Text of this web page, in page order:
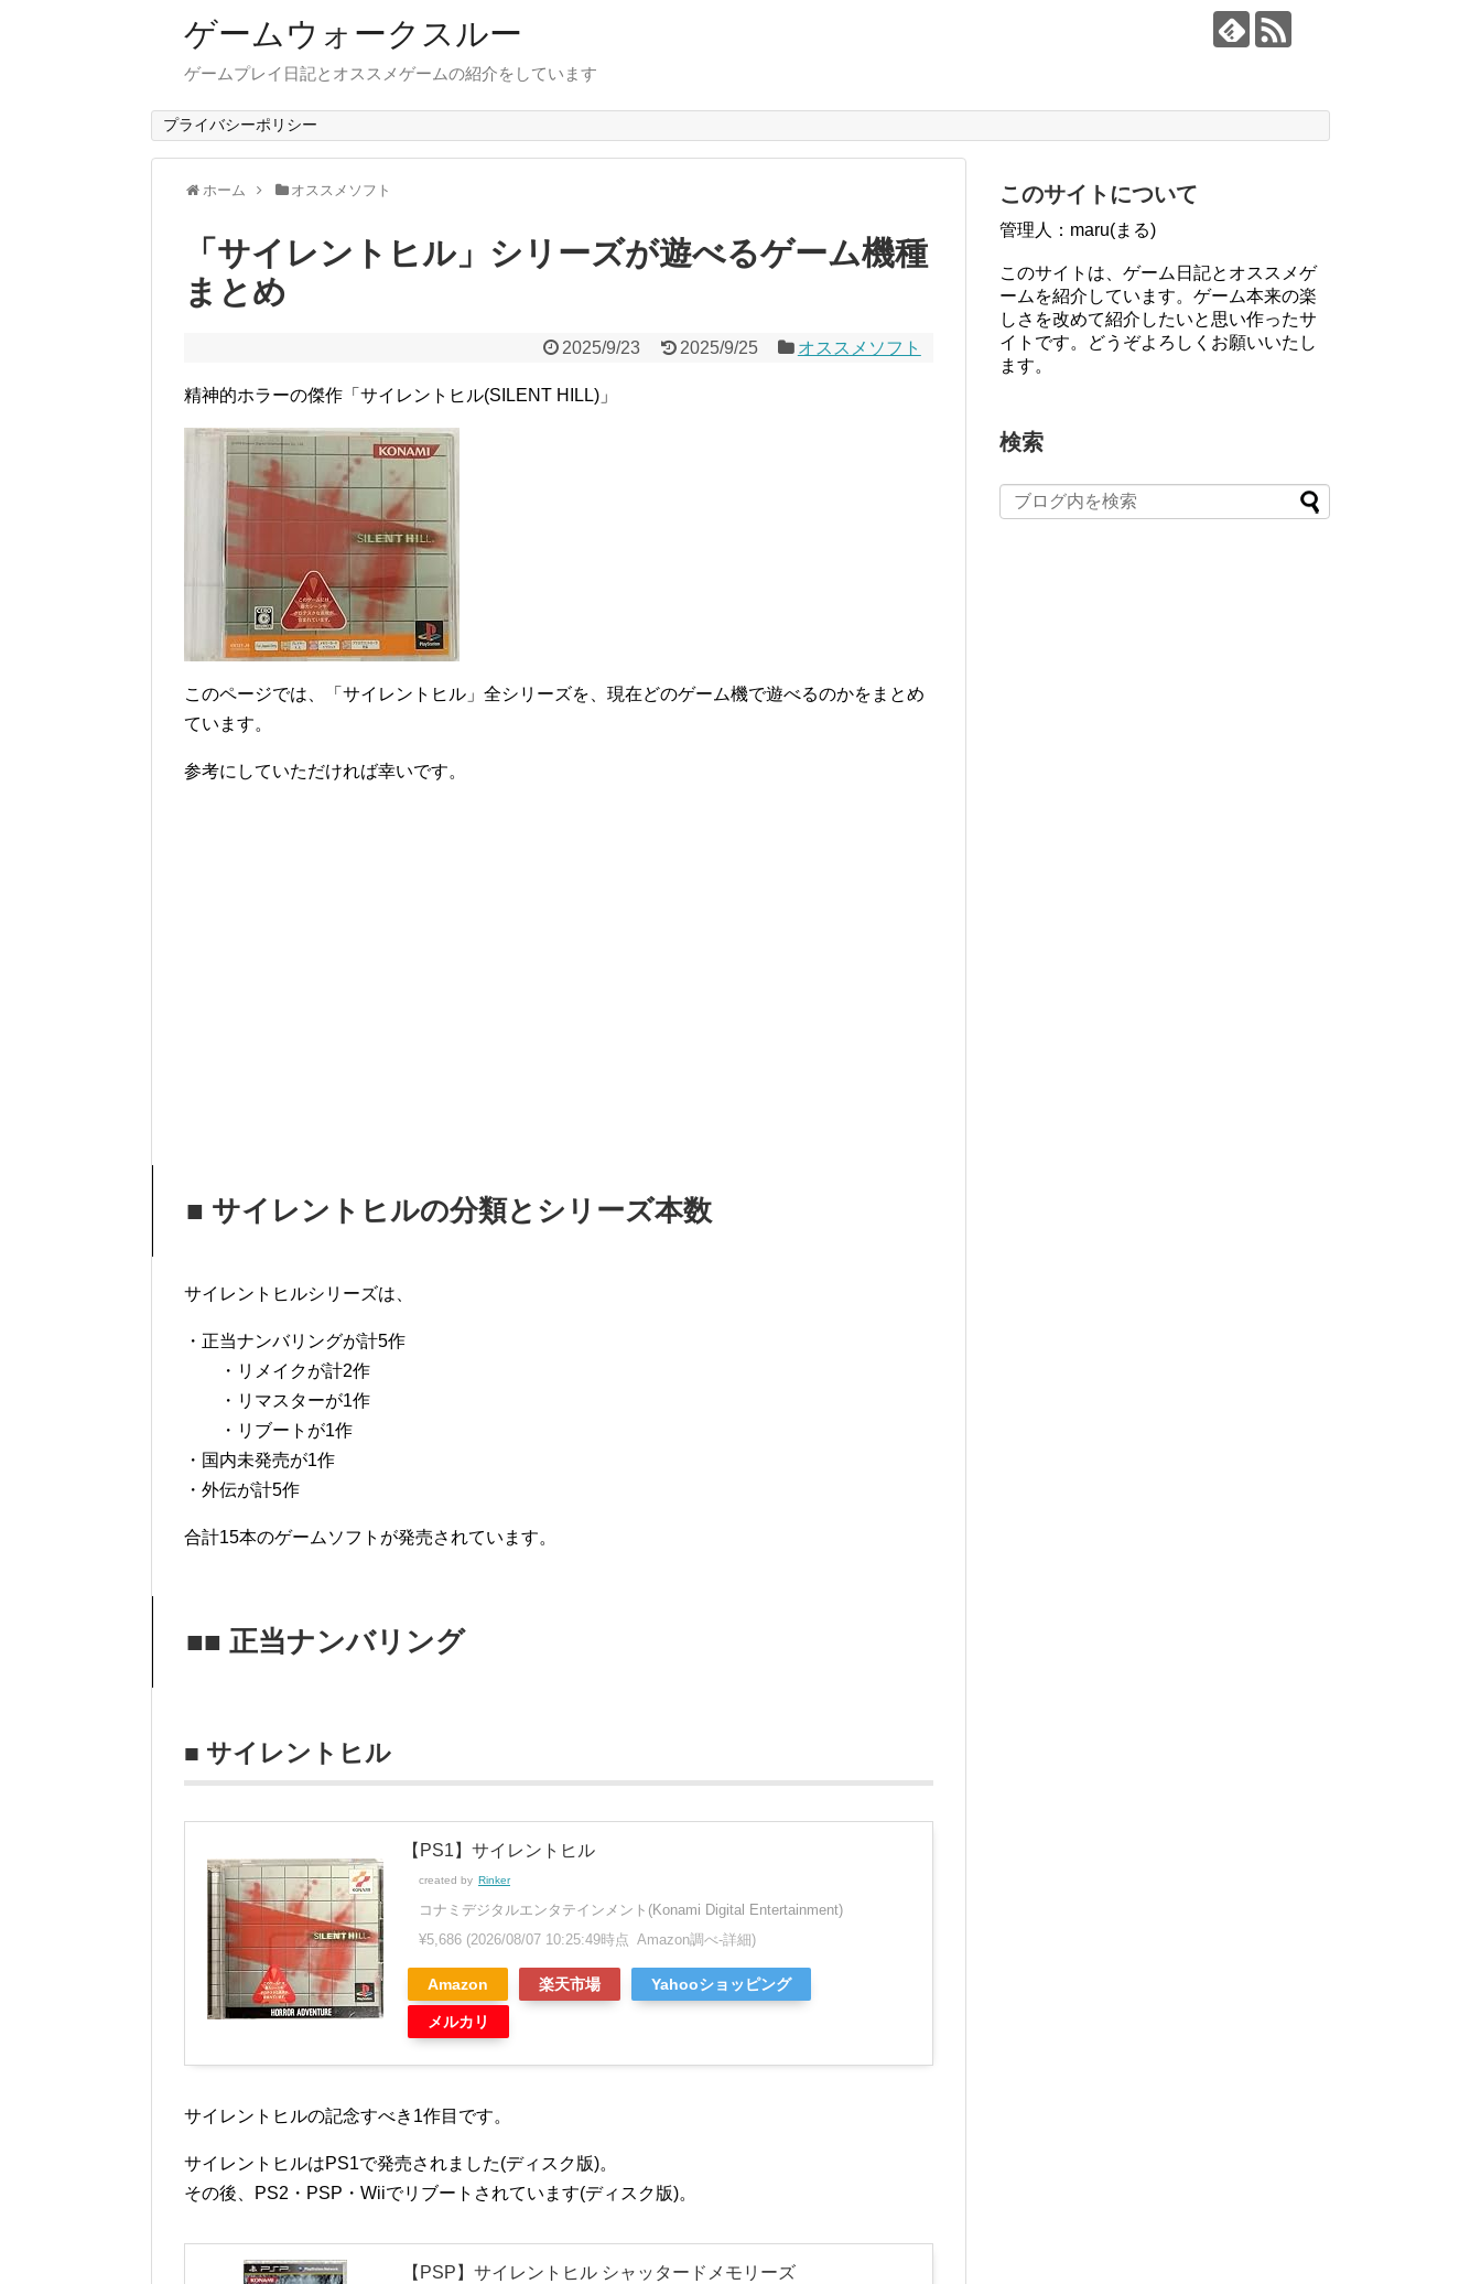
ゲームウォークスルー
ゲームプレイ日記とオススメゲームの紹介をしています
プライバシーポリシー
ホーム オススメソフト
「サイレントヒル」シリーズが遊べるゲーム機種
まとめ
2025/9/23 2025/9/25 オススメソフト
精神的ホラーの傑作「サイレントヒル(SILENT HILL)」
このページでは、「サイレントヒル」全シリーズを、現在どのゲーム機で遊べるのかをまとめ
ています。
参考にしていただければ幸いです。
■ サイレントヒルの分類とシリーズ本数
サイレントヒルシリーズは、
・正当ナンバリングが計5作
・リメイクが計2作
・リマスターが1作
・リブートが1作
・国内未発売が1作
・外伝が計5作
合計15本のゲームソフトが発売されています。
■■ 正当ナンバリング
■ サイレントヒル
【PS1】サイレントヒル
created by Rinker
コナミデジタルエンタテインメント(Konami Digital Entertainment)
¥5,686 (2026/08/07 10:25:49時点 Amazon調べ-詳細)
Amazon 楽天市場 Yahooショッピング
メルカリ
サイレントヒルの記念すべき1作目です。
サイレントヒルはPS1で発売されました(ディスク版)。
その後、PS2・PSP・Wiiでリブートされています(ディスク版)。
【PSP】サイレントヒル シャッタードメモリーズ
このサイトについて
管理人：maru(まる)
このサイトは、ゲーム日記とオススメゲ
ームを紹介しています。ゲーム本来の楽
しさを改めて紹介したいと思い作ったサ
イトです。どうぞよろしくお願いいたし
ます。
検索